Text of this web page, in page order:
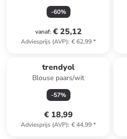
-60%
vanaf: € 25,12
Adviesprijs (AVP): € 62,99*
trendyol
Blouse paars/wit
-57%
€ 18,99
Adviesprijs (AVP): € 44,99*